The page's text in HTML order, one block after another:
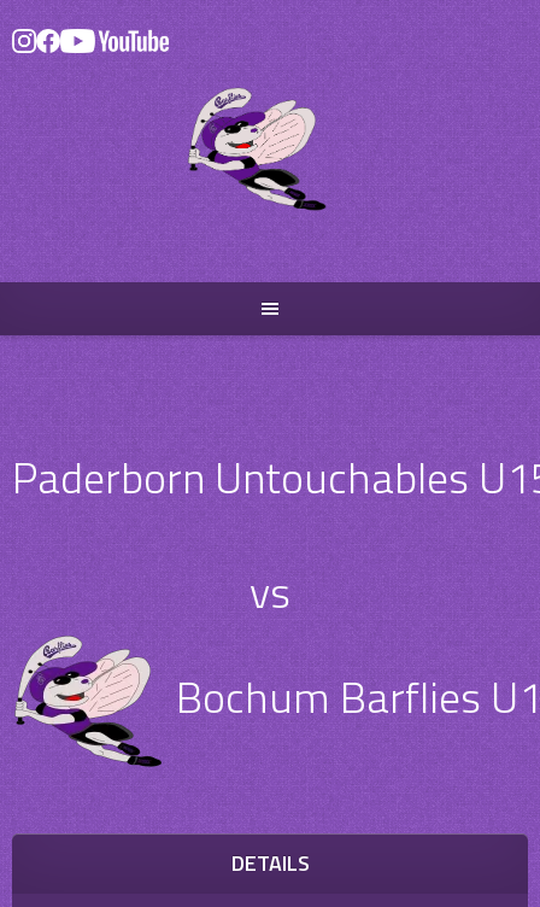
Skip
to
content
Paderborn Untouchables
vs
Bochum Barflies
DETAILS